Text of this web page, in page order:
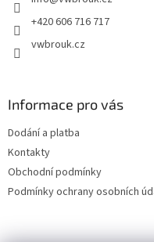
+420 606 716 717
vwbrouk.cz
Informace pro vás
Dodání a platba
Kontakty
Obchodní podmínky
Podmínky ochrany osobních